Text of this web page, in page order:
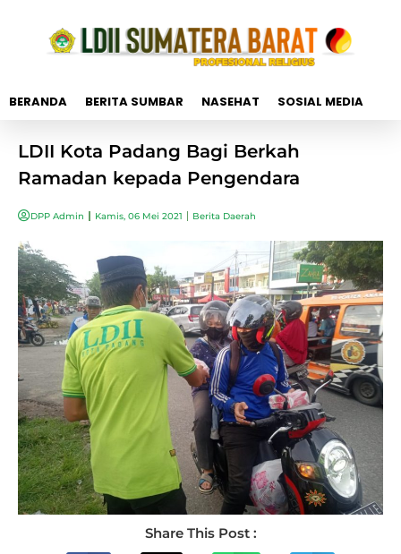
BERANDA BERITA SUMBAR NASEHAT SOSIAL MEDIA
LDII Kota Padang Bagi Berkah
Ramadan kepada Pengendara
DPP Admin Kamis, 06 Mei 2021 Berita Daerah
Share This Post :